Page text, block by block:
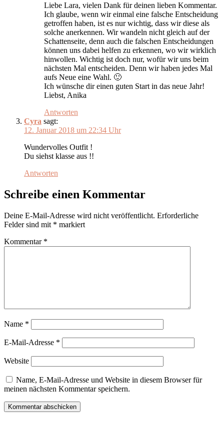
Liebe Lara, vielen Dank für deinen lieben Kommentar.
Ich glaube, wenn wir einmal eine falsche Entscheidung
getroffen haben, ist es nur wichtig, dass wir diese als
solche anerkennen. Wir wandeln nicht gleich auf der
Schattenseite, denn auch die falschen Entscheidungen
können uns dabei helfen zu erkennen, wo wir wirklich
hinwollen. Wichtig ist doch nur, wofür wir uns beim
nächsten Mal entscheiden. Denn wir haben jedes Mal
aufs Neue eine Wahl. 🙂
Ich wünsche dir einen guten Start in das neue Jahr!
Liebst, Anika
Antworten
Cyra sagt:
12. Januar 2018 um 22:34 Uhr
Wundervolles Outfit !
Du siehst klasse aus !!
Antworten
Schreibe einen Kommentar
Deine E-Mail-Adresse wird nicht veröffentlicht. Erforderliche
Felder sind mit * markiert
Kommentar *
Name *
E-Mail-Adresse *
Website
Name, E-Mail-Adresse und Website in diesem Browser für
meinen nächsten Kommentar speichern.